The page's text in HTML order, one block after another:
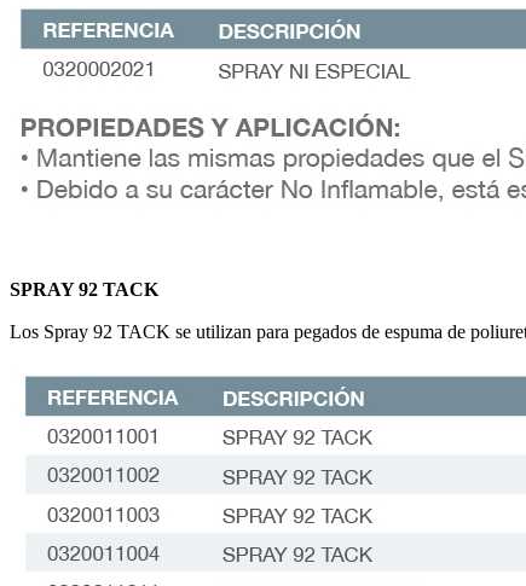
SPRAY 92 TACK
Los Spray 92 TACK se utilizan para pegados de espuma de